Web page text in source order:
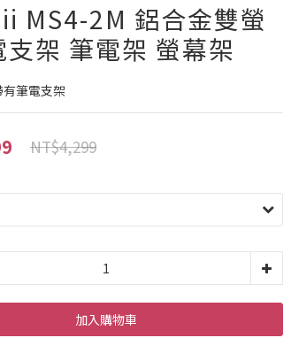
MS4-2M 鋁合金雙螢
架 筆電架 螢幕架
筆電支架
NT$4,299
加入購物車